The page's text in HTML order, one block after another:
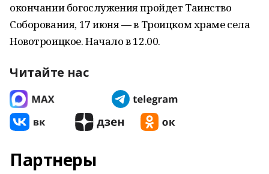
окончании богослужения пройдет Таинство
Соборования, 17 июня — в Троицком храме села
Новотроицкое. Начало в 12.00.
Читайте нас
Партнеры